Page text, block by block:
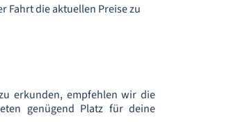
Fahrt die aktuellen Preise zu
erkunden, empfehlen wir die
genügend Platz für deine